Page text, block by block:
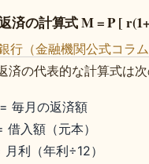
済の計算式 M = P [
行（金融機関公式コラム
済の代表的な計算式は次
= 毎月の返済額
借入額（元本）
月利（年利÷12）